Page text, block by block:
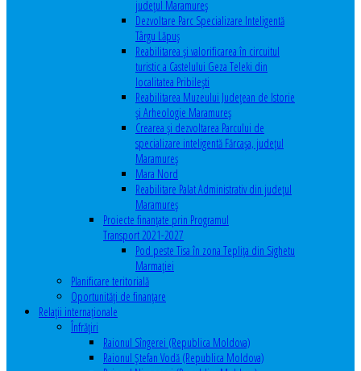
județul Maramureș
Dezvoltare Parc Specializare Inteligentă
Târgu Lăpuș
Reabilitarea și valorificarea în circuitul
turistic a Castelului Geza Teleki din
localitatea Pribilești
Reabilitarea Muzeului Județean de Istorie
și Arheologie Maramureș
Crearea și dezvoltarea Parcului de
specializare inteligentă Fărcașa, județul
Maramureș
Mara Nord
Reabilitare Palat Administrativ din județul
Maramureș
Proiecte finanțate prin Programul
Transport 2021-2027
Pod peste Tisa în zona Teplița din Sighetu
Marmației
Planificare teritorială
Oportunităţi de finanţare
Relaţii internaţionale
Înfrăţiri
Raionul Sîngerei (Republica Moldova)
Raionul Ștefan Vodă (Republica Moldova)